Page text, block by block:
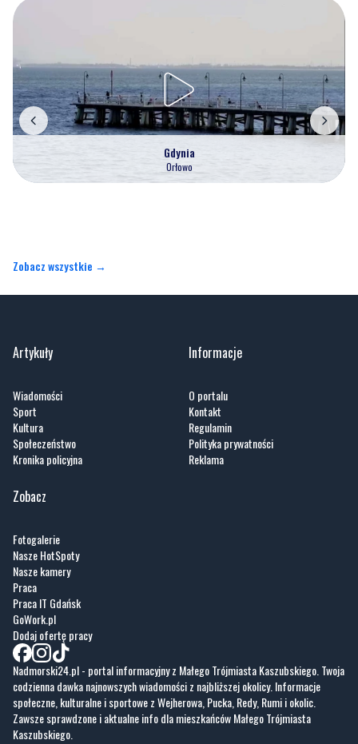
Gdynia
Orłowo
Zobacz wszystkie →
Artykuły
Wiadomości
Sport
Kultura
Społeczeństwo
Kronika policyjna
Informacje
O portalu
Kontakt
Regulamin
Polityka prywatności
Reklama
Zobacz
Fotogalerie
Nasze HotSpoty
Nasze kamery
Praca
Praca IT Gdańsk
GoWork.pl
Dodaj ofertę pracy
Nadmorski24.pl - portal informacyjny z Małego Trójmiasta Kaszubskiego. Twoja
codzienna dawka najnowszych wiadomości z najbliższej okolicy. Informacje
społeczne, kulturalne i sportowe z Wejherowa, Pucka, Redy, Rumi i okolic.
Zawsze sprawdzone i aktualne info dla mieszkańców Małego Trójmiasta
Kaszubskiego.